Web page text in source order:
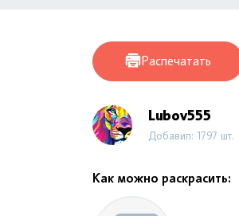
Распечатать
Lubov555
Добавил: 1797 шт.
Как можно раскрасить: